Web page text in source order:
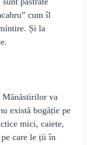
cum îl
Și la
Mănăstirilor va
există bogăție pe
mici, caiete,
care le ții în